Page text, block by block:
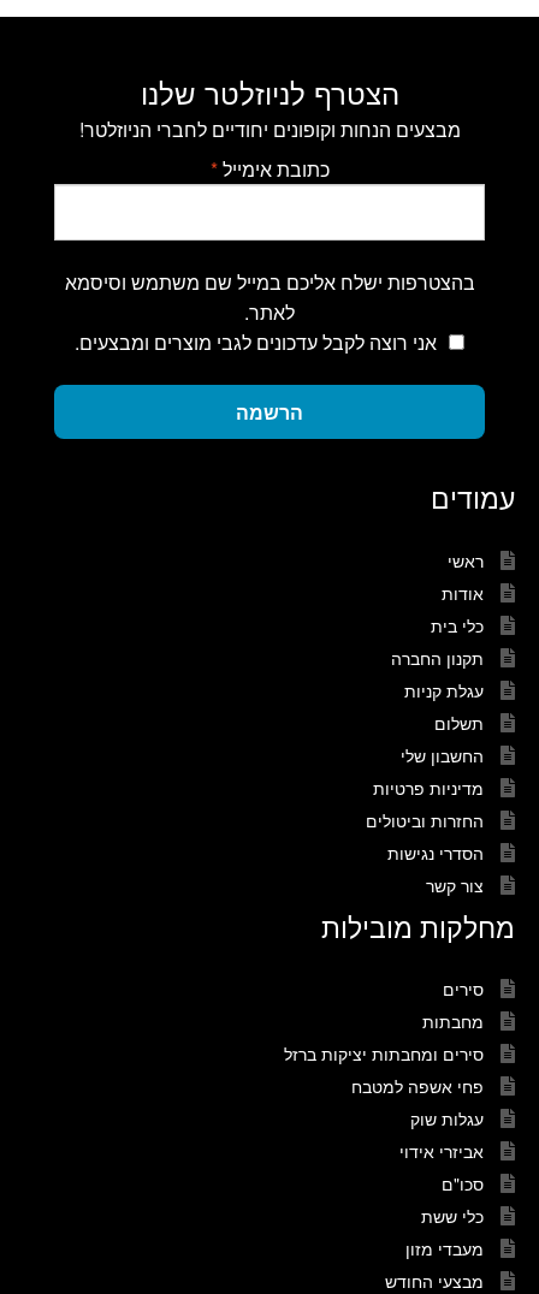
הצטרף לניוזלטר שלנו
מבצעים הנחות וקופונים יחודיים לחברי הניוזלטר!
כתובת אימייל*
בהצטרפות ישלח אליכם במייל שם משתמש וסיסמא
לאתר.
אני רוצה לקבל עדכונים לגבי מוצרים ומבצעים.
הרשמה
עמודים
ראשי
אודות
כלי בית
תקנון החברה
עגלת קניות
תשלום
החשבון שלי
מדיניות פרטיות
החזרות וביטולים
הסדרי נגישות
צור קשר
מחלקות מובילות
סירים
מחבתות
סירים ומחבתות יציקות ברזל
פחי אשפה למטבח
עגלות שוק
אביזרי אידוי
סכו"ם
כלי ששת
מעבדי מזון
מבצעי החודש